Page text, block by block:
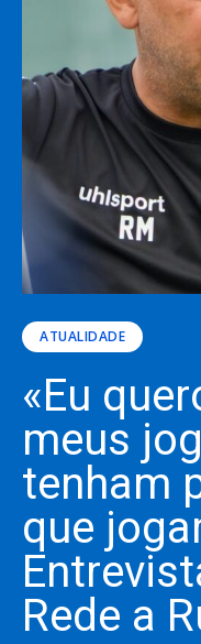
ATUALIDADE
«Eu
meus
tenham
que
Rede a